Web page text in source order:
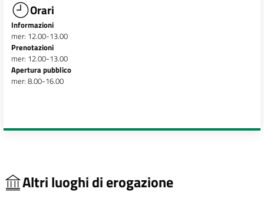
Orari
Informazioni
mer: 12.00-13.00
Prenotazioni
mer: 12.00-13.00
Apertura pubblico
mer: 8.00-16.00
Altri luoghi di erogazione